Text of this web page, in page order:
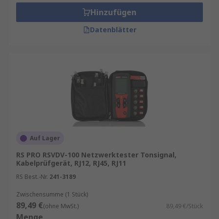
Überprüfung und Installation von Ethernet-
Kabeln der Kategorien:
Cat 6a/ Cat 6e
und mehr
Testen und Bestätigen der korrekten
RJ45-Kabeln
LAN-Kabeln
Koaxialkabeln (bei einigen Modellen)
Sie finden Anwendung in Bereichen wie
Hinzufügen
Datenblätter
Auf Lager
RS PRO RSVDV-100 Netzwerktester Tonsignal,
Kabelprüfgerät, RJ12, RJ45, RJ11
RS Best.-Nr. 241-3189
Zwischensumme (1 Stück)
89,49 €(ohne MwSt.) 89,49 €/Stück